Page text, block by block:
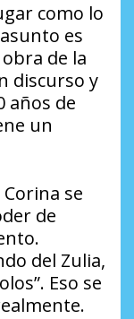
como lo
es
de la
discurso y
años de
un
se
de
del Zulia,
Eso se